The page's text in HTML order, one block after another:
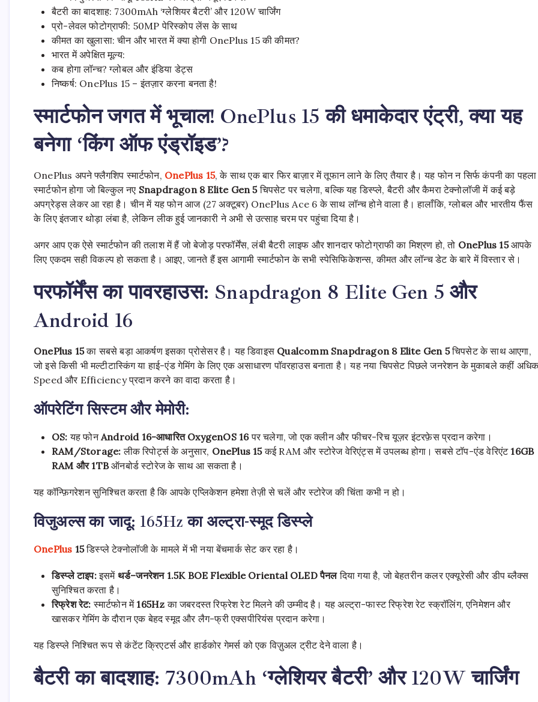
बैटरी का बादशाह: 7300mAh ‘ग्लेशियर बैटरी’ और 120W चार्जिंग
प्रो-लेवल फोटोग्राफी: 50MP पेरिस्कोप लेंस के साथ
कीमत का खुलासा: चीन और भारत में क्या होगी OnePlus 15 की कीमत?
भारत में अपेक्षित मूल्य:
कब होगा लॉन्च? ग्लोबल और इंडिया डेट्स
निष्कर्ष: OnePlus 15 – इंतज़ार करना बनता है!
स्मार्टफोन जगत में भूचाल! OnePlus 15 की धमाकेदार एंट्री, क्या यह
बनेगा ‘किंग ऑफ एंड्रॉइड’?
OnePlus अपने फ्लैगशिप स्मार्टफोन, OnePlus 15, के साथ एक बार फिर बाज़ार में तूफान लाने के लिए तैयार है। यह फोन न सिर्फ कंपनी का पहला
स्मार्टफोन होगा जो बिल्कुल नए Snapdragon 8 Elite Gen 5चिपसेट पर चलेगा, बल्कि यह डिस्प्ले, बैटरी और कैमरा टेक्नोलॉजी में कई बड़े
अपग्रेड्स लेकर आ रहा है। चीन में यह फोन आज (27 अक्टूबर) OnePlus Ace 6 के साथ लॉन्च होने वाला है। हालाँकि, ग्लोबल और भारतीय फैंस
के लिए इंतजार थोड़ा लंबा है, लेकिन लीक हुई जानकारी ने अभी से उत्साह चरम पर पहुंचा दिया है।
अगर आप एक ऐसे स्मार्टफोन की तलाश में हैं जो बेजोड़ परफॉर्मेंस, लंबी बैटरी लाइफ और शानदार फोटोग्राफी का मिश्रण हो, तो OnePlus 15आपके
लिए एकदम सही विकल्प हो सकता है। आइए, जानते हैं इस आगामी स्मार्टफोन के सभी स्पेसिफिकेशन्स, कीमत और लॉन्च डेट के बारे में विस्तार से।
परफॉर्मेंस का पावरहाउस: Snapdragon 8 Elite Gen 5 और
Android 16
OnePlus 15का सबसे बड़ा आकर्षण इसका प्रोसेसर है। यह डिवाइस Qualcomm Snapdragon 8 Elite Gen 5चिपसेट के साथ आएगा,
जो इसे किसी भी मल्टीटास्किंग या हाई-एंड गेमिंग के लिए एक असाधारण पॉवरहाउस बनाता है। यह नया चिपसेट पिछले जनरेशन के मुकाबले कहीं
Speed और Efficiency प्रदान करने का वादा करता है।
ऑपरेटिंग सिस्टम और मेमोरी:
OS: यह फोनAndroid 16-आधारितOxygenOS 16पर चलेगा, जो एक क्लीन और फीचर-रिच यूज़र इंटरफ़ेस प्रदान करेगा।
RAM/Storage: लीक रिपोर्ट्स के अनुसार, OnePlus 15कई RAM और स्टोरेज वेरिएंट्स में उपलब्ध होगा। सबसे टॉप-एंड वेरिएंट16GB
RAM और1TBऑनबोर्ड स्टोरेज के साथ आ सकता है।
यह कॉन्फ़िगरेशन सुनिश्चित करता है कि आपके एप्लिकेशन हमेशा तेज़ी से चलें और स्टोरेज की चिंता कभी न हो।
विजुअल्स का जादू: 165Hz का अल्ट्रा-स्मूद डिस्प्ले
OnePlus 15डिस्प्ले टेक्नोलॉजी के मामले में भी नया बेंचमार्क सेट कर रहा है।
डिस्प्ले टाइप:इसमें थर्ड–जनरेशन1.5K BOE Flexible Oriental OLEDपैनलदिया गया है, जो बेहतरीन कलर एक्यूरेसी और डीप ब्लैक्स
सुनिश्चित करता है।
रिफ्रेश रेट: स्मार्टफोन में165Hz का जबरदस्त रिफ्रेश रेट मिलने की उम्मीद है। यह अल्ट्रा-फास्ट रिफ्रेश रेट स्क्रॉलिंग, एनिमेशन और
खासकर गेमिंग के दौरान एक बेहद स्मूद और लैग-फ्री एक्सपीरियंस प्रदान करेगा।
यह डिस्प्ले निश्चित रूप से कंटेंट क्रिएटर्स और हार्डकोर गेमर्स को एक विज़ुअल ट्रीट देने वाला है।
बैटरी का बादशाह: 7300mAh ‘ग्लेशियर बैटरी’ और 120W चार्जिंग